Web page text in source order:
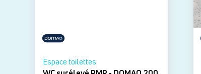
Espace toilettes